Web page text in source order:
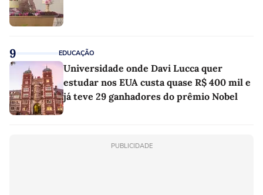
9 EDUCAÇÃO
Universidade onde Davi Lucca quer
estudar nos EUA custa quase R$ 400 mil e
já teve 29 ganhadores do prêmio Nobel
PUBLICIDADE